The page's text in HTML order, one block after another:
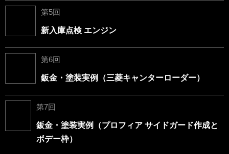
第5回
新入庫点検 エンジン
第6回
鈑金・塗装実例（三菱キャンターローダー）
第7回
鈑金・塗装実例（プロフィア サイドガード作成と
ボデー枠）